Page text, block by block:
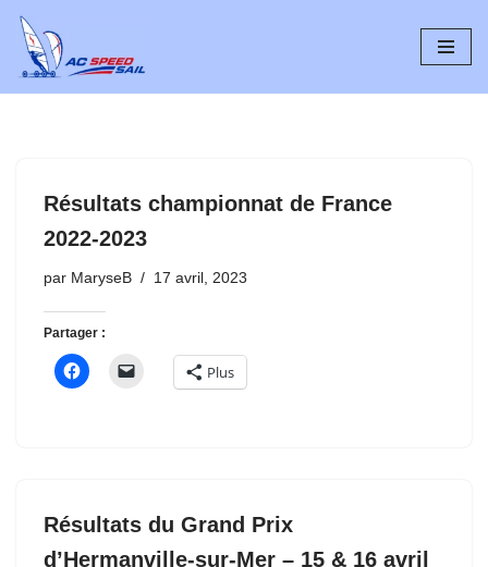
Aller
au
Résultats championnat de France
2022-2023
par MaryseB 17 avril, 2023
Partager :
Plus
Résultats du Grand Prix
d’Hermanville-sur-Mer – 15 & 16 avril